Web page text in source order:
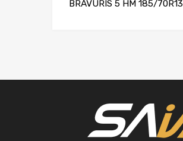
BRAVURIS 5 HM 185/70R13